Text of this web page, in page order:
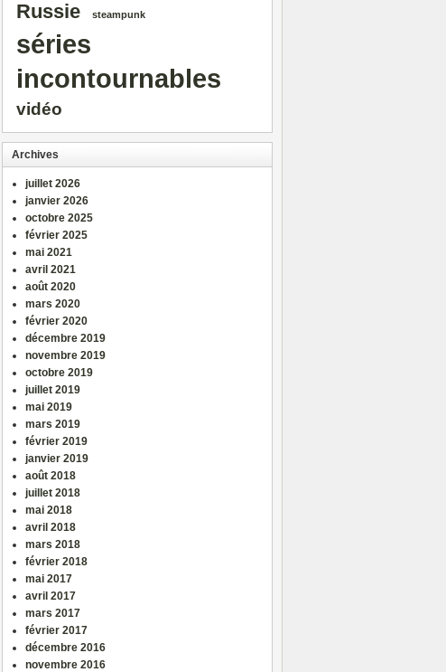
Russie steampunk
séries
incontournables
vidéo
Archives
juillet 2026
janvier 2026
octobre 2025
février 2025
mai 2021
avril 2021
août 2020
mars 2020
février 2020
décembre 2019
novembre 2019
octobre 2019
juillet 2019
mai 2019
mars 2019
février 2019
janvier 2019
août 2018
juillet 2018
mai 2018
avril 2018
mars 2018
février 2018
mai 2017
avril 2017
mars 2017
février 2017
décembre 2016
novembre 2016